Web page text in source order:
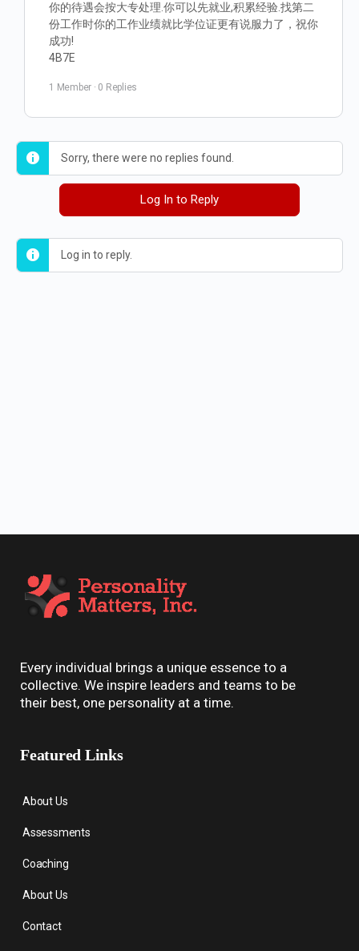
你的待遇会按大专处理.你可以先就业,积累经验.找第二
份工作时你的工作业绩就比学位证更有说服力了，祝你
成功!
4B7E
1 Member · 0 Replies
Sorry, there were no replies found.
Log In to Reply
Log in to reply.
Every individual brings a unique essence to a
collective. We inspire leaders and teams to be
their best, one personality at a time.
Featured Links
About Us
Assessments
Coaching
About Us
Contact